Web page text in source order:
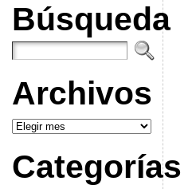
Búsqueda
Archivos
Archivos
Categorías